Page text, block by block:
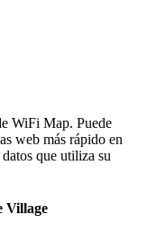
WiFi Map. Puede
web más rápido en
que utiliza su
Village